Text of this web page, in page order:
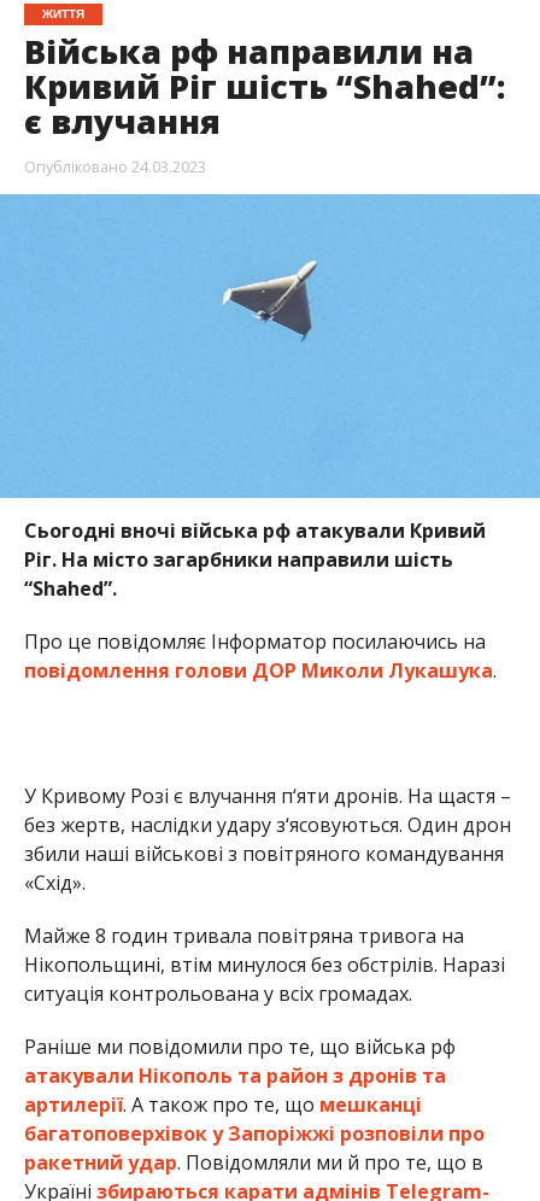
ЖИТТЯ
Війська рф направили на
Кривий Ріг шість “Shahed”:
є влучання
Опубліковано 24.03.2023
Сьогодні вночі війська рф атакували Кривий
Ріг. На місто загарбники направили шість
“Shahed”.
Про це повідомляє Інформатор посилаючись на
повідомлення голови ДОР Миколи Лукашука.
У Кривому Розі є влучання п‘яти дронів. На щастя –
без жертв, наслідки удару з‘ясовуються. Один дрон
збили наші військові з повітряного командування
«Схід».
Майже 8 годин тривала повітряна тривога на
Нікопольщині, втім минулося без обстрілів. Наразі
ситуація контрольована у всіх громадах.
Раніше ми повідомили про те, що війська рф
атакували Нікополь та район з дронів та
артилерії. А також про те, що мешканці
багатоповерхівок у Запоріжжі розповіли про
ракетний удар. Повідомляли ми й про те, що в
Україні збираються карати адмінів Telegram-